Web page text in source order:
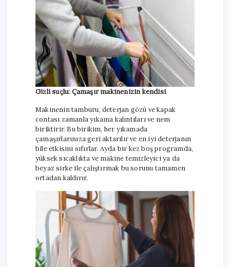
Gizli suçlu: Çamaşır makinenizin kendisi
Makinenin tamburu, deterjan gözü ve kapak
contası zamanla yıkama kalıntıları ve nem
biriktirir. Bu birikim, her yıkamada
çamaşırlarınıza geri aktarılır ve en iyi deterjanın
bile etkisini sıfırlar. Ayda bir kez boş programda,
yüksek sıcaklıkta ve makine temizleyici ya da
beyaz sirke ile çalıştırmak bu sorunu tamamen
ortadan kaldırır.